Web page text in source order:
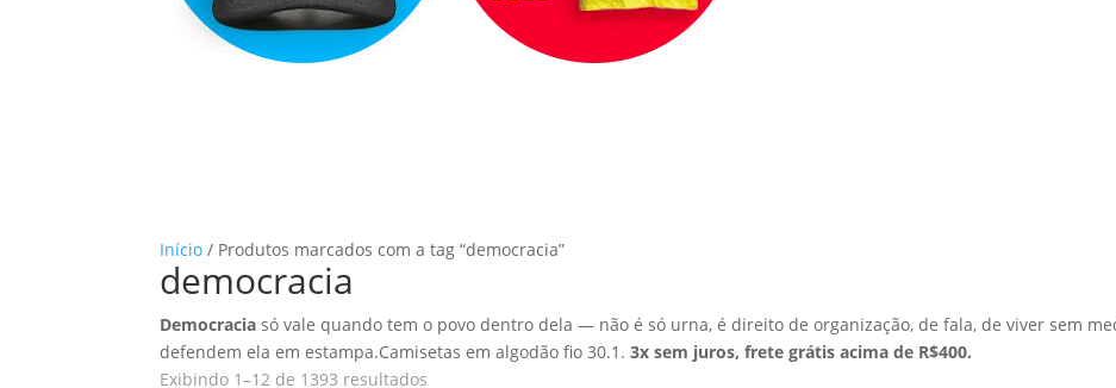
Início / Produtos marcados com a tag “democracia”
democracia
Democracia só vale quando tem o povo dentro dela — não é só urna, é direito de organização, de fala, de viver sem
defendem ela em estampa.Camisetas em algodão fio 30.1.3x sem juros, frete grátis acima de R$400.
Exibindo 1–12 de 1393 resultados